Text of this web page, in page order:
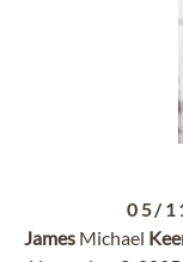
05/
James Michael